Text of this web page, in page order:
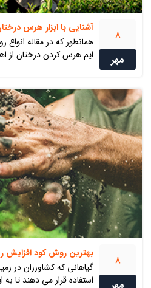
8
مهر
آشنایی با ابزار هرس
همانطور که در مقاله
ایم هرس کردن درختان از
8
بهترین روش کود افزایش
گیاهانی که کشاورزان در
استفاده قرار می دهند تا به